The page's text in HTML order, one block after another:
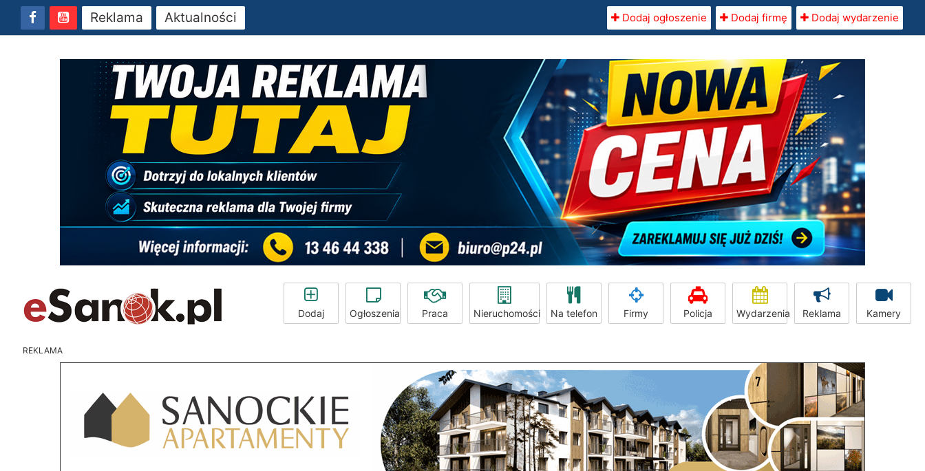
Reklama Aktualności Dodaj ogłoszenie Dodaj firmę Dodaj wydarzenie
Dodaj Ogłoszenia Praca Nieruchomości Na telefon Firmy Policja Wydarzenia Reklama Kamery
REKLAMA